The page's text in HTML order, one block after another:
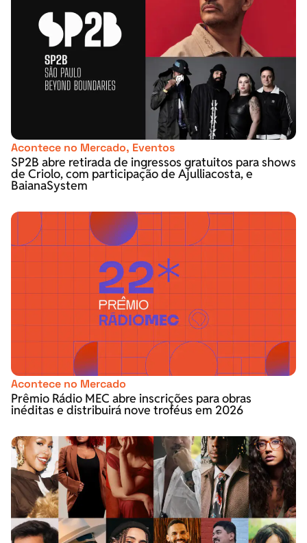
Acontece no Mercado, Eventos
SP2B abre retirada de ingressos gratuitos para shows
de Criolo, com participação de Ajulliacosta, e
BaianaSystem
Acontece no Mercado
Prêmio Rádio MEC abre inscrições para obras
inéditas e distribuirá nove troféus em 2026